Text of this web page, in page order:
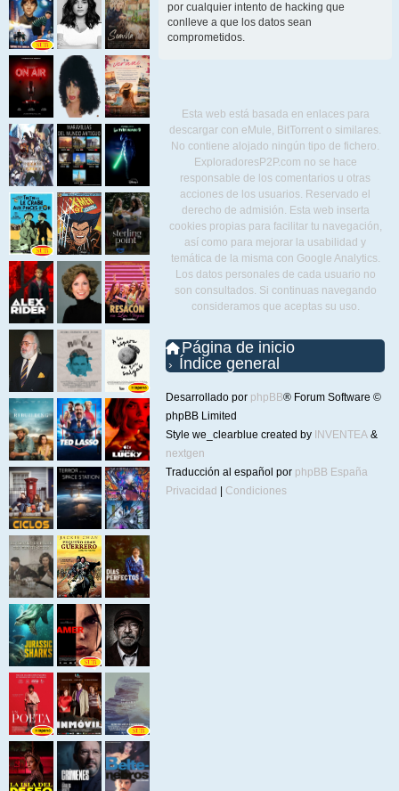
por cualquier intento de hacking que
conlleve a que los datos sean
comprometidos.
Esta web está basada en enlaces para
descargar con eMule, BitTorrent o similares.
No contiene alojado ningún tipo de fichero.
ExploradoresP2P.com no se hace
responsable de los comentarios u otras
acciones de los usuarios. Reservado el
derecho de admisión. Esta web inserta
cookies propias para facilitar tu navegación,
así como para mejorar la usabilidad y
temática de la misma con Google Analytics.
Los datos personales de cada usuario no
son consultados. Si continuas navegando
consideramos que aceptas su uso.
Página de inicio
Índice general
Desarrollado por phpBB® Forum Software ©
phpBB Limited
Style we_clearblue created by INVENTEA &
nextgen
Traducción al español por phpBB España
Privacidad
Condiciones